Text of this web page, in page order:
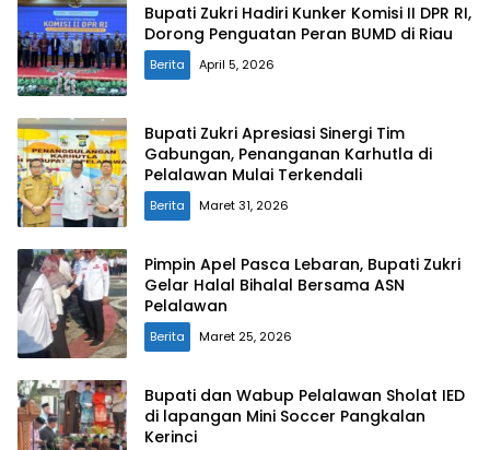
Bupati Zukri Hadiri Kunker Komisi II DPR RI,
Dorong Penguatan Peran BUMD di Riau
Berita April 5, 2026
Bupati Zukri Apresiasi Sinergi Tim
Gabungan, Penanganan Karhutla di
Pelalawan Mulai Terkendali
Berita Maret 31, 2026
Pimpin Apel Pasca Lebaran, Bupati Zukri
Gelar Halal Bihalal Bersama ASN
Pelalawan
Berita Maret 25, 2026
Bupati dan Wabup Pelalawan Sholat IED
di lapangan Mini Soccer Pangkalan
Kerinci